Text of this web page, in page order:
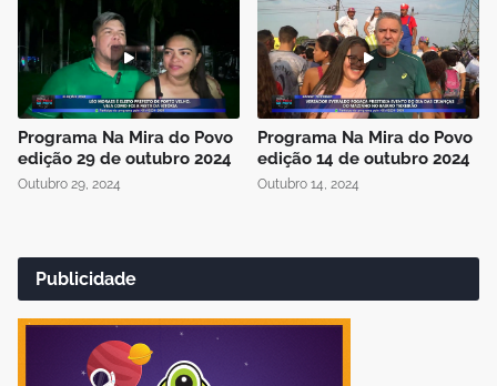
Programa Na Mira do Povo
edição 29 de outubro 2024
Outubro 29, 2024
Programa Na Mira do Povo
edição 14 de outubro 2024
Outubro 14, 2024
Publicidade